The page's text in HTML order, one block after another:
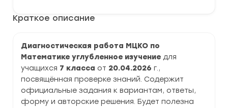
Краткое описание
Диагностическая работа МЦКО по
Математике углубленное изучение для
учащихся 7 класса от 20.04.2026 г.,
посвящённая проверке знаний. Содержит
официальные задания к вариантам, ответы,
форму и авторские решения. Будет полезна
Математике
7
класс
задания,
ответы